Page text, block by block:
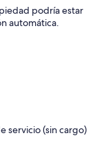
podría estar
automática.
servicio (sin cargo)